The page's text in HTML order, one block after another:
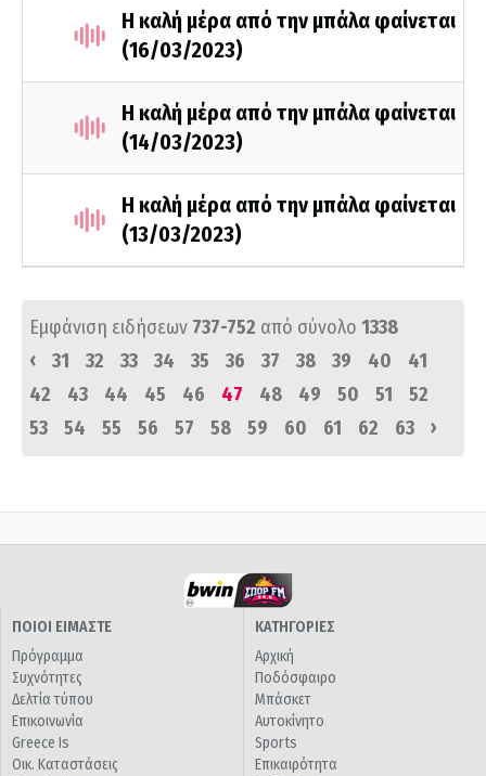
Η καλή μέρα από την μπάλα φαίνεται
(16/03/2023)
Η καλή μέρα από την μπάλα φαίνεται
(14/03/2023)
Η καλή μέρα από την μπάλα φαίνεται
(13/03/2023)
Εμφάνιση ειδήσεων 737-752 από σύνολο 1338
‹
31 32 33 34 35 36 37 38 39 40
41
42
43 44 45 46 47 48 49 50 51
52
53
54 55 56 57 58 59 60 61 62 63 ›
ΠΟΙΟΙ ΕΙΜΑΣΤΕ
Πρόγραμμα
Συχνότητες
Δελτία τύπου
Επικοινωνία
Greece Is
Οικ. Καταστάσεις
ΚΑΤΗΓΟΡΙΕΣ
Αρχική
Ποδόσφαιρο
Μπάσκετ
Αυτοκίνητο
Sports
Επικαιρότητα